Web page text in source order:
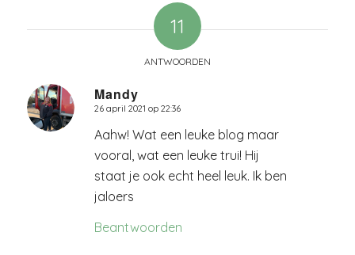
11
ANTWOORDEN
Mandy
zegt:
26 april 2021 op 22:36
Aahw! Wat een leuke blog maar
vooral, wat een leuke trui! Hij
staat je ook echt heel leuk. Ik ben
jaloers
Beantwoorden